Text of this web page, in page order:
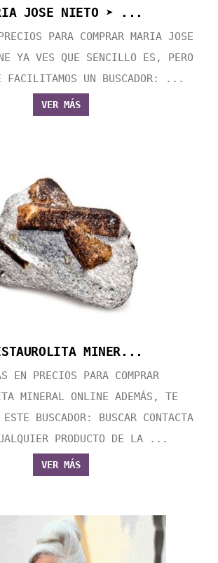
JOSE NIETO ➤ ...
PARA COMPRAR MARIA JOSE
YA VES QUE SENCILLO ES, PERO
FACILITAMOS UN BUSCADOR: ...
VER MÁS
MINER...
EN PRECIOS PARA COMPRAR
MINERAL ONLINE ADEMÁS, TE
BUSCADOR: BUSCAR CONTACTA
PRODUCTO DE LA ...
VER MÁS